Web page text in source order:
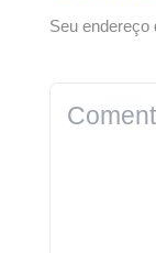
Seu endereço